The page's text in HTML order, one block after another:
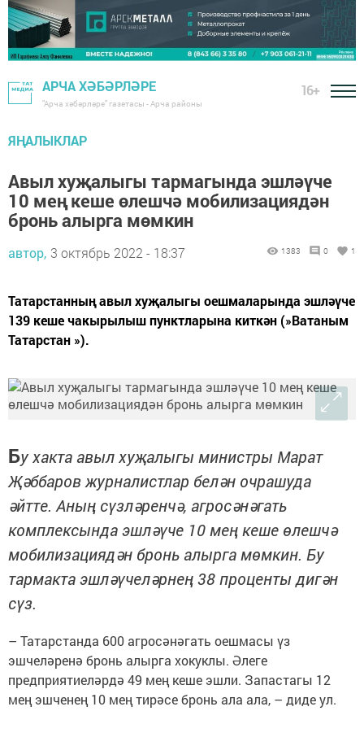
АРЧА ХӘБӘРЛӘРЕ
"Арча хәбәрләре" газетасы - Арча районы
16+
ЯҢАЛЫКЛАР
Авыл хуҗалыгы тармагында эшләүче
10 мең кеше өлешчә мобилизациядән
бронь алырга мөмкин
автор, 3 октябрь 2022 - 18:37 1383 0 1
Татарстанның авыл хуҗалыгы оешмаларында эшләүче
139 кеше чакырылыш пунктларына киткән (»Ватаным
Татарстан »).
Бу хакта авыл хуҗалыгы министры Марат
Җәббаров журналистлар белән очрашуда
әйтте. Аның сүзләренчә, агросәнәгать
комплексында эшләүче 10 мең кеше өлешчә
мобилизациядән бронь алырга мөмкин. Бу
тармакта эшләүчеләрнең 38 проценты дигән
сүз.
– Татарстанда 600 агросәнәгать оешмасы үз
эшчеләренә бронь алырга хокуклы. Әлеге
предприятиеләрдә 49 мең кеше эшли. Запастагы 12
мең эшченең 10 мең тирәсе бронь ала ала, – диде ул.